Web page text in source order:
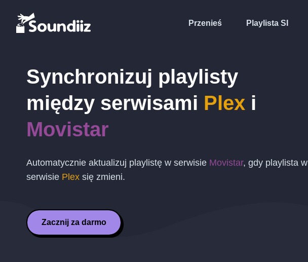
Przenieś Playlista SI
Synchronizuj playlisty
między serwisami Plex i
Movistar
Automatycznie aktualizuj playlistę w serwisie Movistar, gdy playlista w
serwisie Plex się zmieni.
Zacznij za darmo